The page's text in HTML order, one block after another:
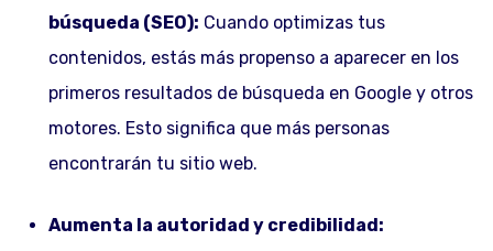
búsqueda (SEO): Cuando optimizas tus
contenidos, estás más propenso a aparecer en los
primeros resultados de búsqueda en Google y otros
motores. Esto significa que más personas
encontrarán tu sitio web.
Aumenta la autoridad y credibilidad: